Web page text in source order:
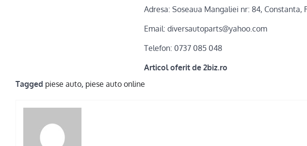
Adresa: Soseaua Mangaliei nr: 84, Constanta,
Email: diversautoparts@yahoo.com
Telefon: 0737 085 048
Articol oferit de 2biz.ro
Tagged piese auto, piese auto online